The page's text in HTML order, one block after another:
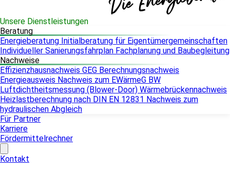
Unsere Dienstleistungen
Beratung
Energieberatung Initialberatung für Eigentümergemeinschaften
Individueller Sanierungsfahrplan Fachplanung und Baubegleitung
Nachweise
Effizienzhausnachweis GEG Berechnungsnachweis
Energieausweis Nachweis zum EWärmeG BW
Luftdichtheitsmessung (Blower-Door) Wärmebrückennachweis
Heizlastberechnung nach DIN EN 12831 Nachweis zum
hydraulischen Abgleich
Für Partner
Karriere
Fördermittelrechner
Kontakt